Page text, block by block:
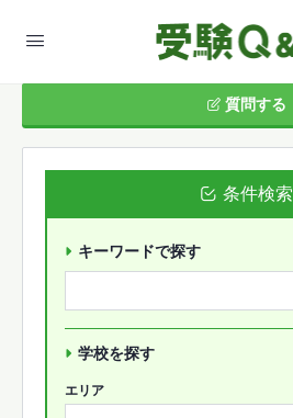
質問する
条件検索
キーワードで探す
学校を探す
エリア